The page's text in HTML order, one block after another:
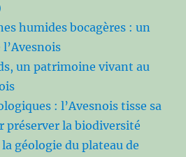
humides bocagères : un
un patrimoine vivant au
: l’Avesnois tisse sa
préserver la biodiversité
géologie du plateau de